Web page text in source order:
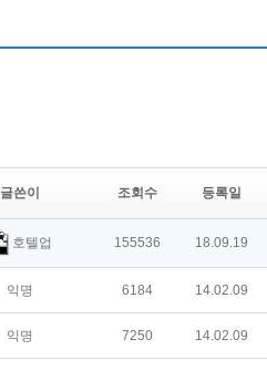
글쓴이 조회수 등록일
호텔업 155536 18.09.19
익명 6184 14.02.09
익명 7250 14.02.09